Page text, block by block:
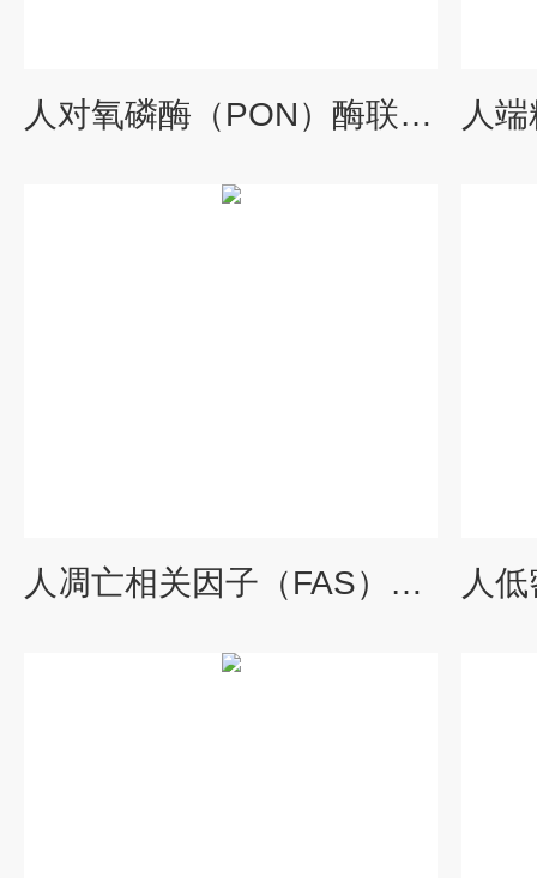
人对氧磷酶（PON）酶联免疫试剂盒厂家
人凋亡相关因子（FAS）酶联免疫试剂盒厂家